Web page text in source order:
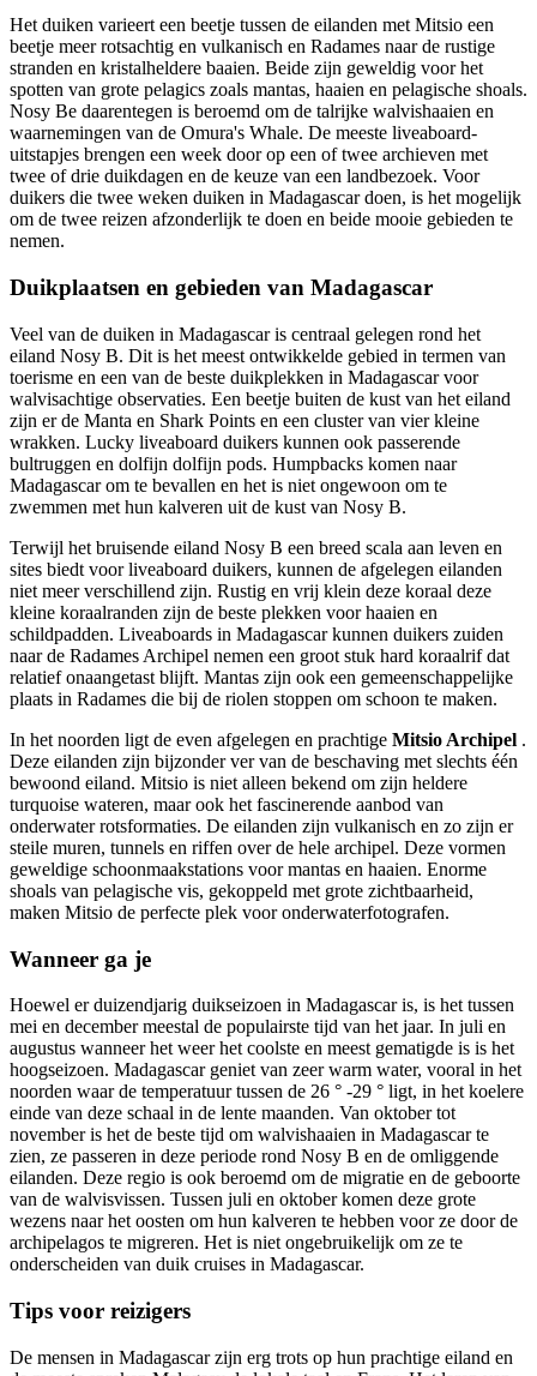
Het duiken varieert een beetje tussen de eilanden met Mitsio een
beetje meer rotsachtig en vulkanisch en Radames naar de rustige
stranden en kristalheldere baaien. Beide zijn geweldig voor het
spotten van grote pelagics zoals mantas, haaien en pelagische shoals.
Nosy Be daarentegen is beroemd om de talrijke walvishaaien en
waarnemingen van de Omura's Whale. De meeste liveaboard-
uitstapjes brengen een week door op een of twee archieven met
twee of drie duikdagen en de keuze van een landbezoek. Voor
duikers die twee weken duiken in Madagascar doen, is het mogelijk
om de twee reizen afzonderlijk te doen en beide mooie gebieden te
nemen.
Duikplaatsen en gebieden van Madagascar
Veel van de duiken in Madagascar is centraal gelegen rond het
eiland Nosy B. Dit is het meest ontwikkelde gebied in termen van
toerisme en een van de beste duikplekken in Madagascar voor
walvisachtige observaties. Een beetje buiten de kust van het eiland
zijn er de Manta en Shark Points en een cluster van vier kleine
wrakken. Lucky liveaboard duikers kunnen ook passerende
bultruggen en dolfijn dolfijn pods. Humpbacks komen naar
Madagascar om te bevallen en het is niet ongewoon om te
zwemmen met hun kalveren uit de kust van Nosy B.
Terwijl het bruisende eiland Nosy B een breed scala aan leven en
sites biedt voor liveaboard duikers, kunnen de afgelegen eilanden
niet meer verschillend zijn. Rustig en vrij klein deze koraal deze
kleine koraalranden zijn de beste plekken voor haaien en
schildpadden. Liveaboards in Madagascar kunnen duikers zuiden
naar de Radames Archipel nemen een groot stuk hard koraalrif dat
relatief onaangetast blijft. Mantas zijn ook een gemeenschappelijke
plaats in Radames die bij de riolen stoppen om schoon te maken.
In het noorden ligt de even afgelegen en prachtige Mitsio Archipel .
Deze eilanden zijn bijzonder ver van de beschaving met slechts één
bewoond eiland. Mitsio is niet alleen bekend om zijn heldere
turquoise wateren, maar ook het fascinerende aanbod van
onderwater rotsformaties. De eilanden zijn vulkanisch en zo zijn er
steile muren, tunnels en riffen over de hele archipel. Deze vormen
geweldige schoonmaakstations voor mantas en haaien. Enorme
shoals van pelagische vis, gekoppeld met grote zichtbaarheid,
maken Mitsio de perfecte plek voor onderwaterfotografen.
Wanneer ga je
Hoewel er duizendjarig duikseizoen in Madagascar is, is het tussen
mei en december meestal de populairste tijd van het jaar. In juli en
augustus wanneer het weer het coolste en meest gematigde is is het
hoogseizoen. Madagascar geniet van zeer warm water, vooral in het
noorden waar de temperatuur tussen de 26 ° -29 ° ligt, in het koelere
einde van deze schaal in de lente maanden. Van oktober tot
november is het de beste tijd om walvishaaien in Madagascar te
zien, ze passeren in deze periode rond Nosy B en de omliggende
eilanden. Deze regio is ook beroemd om de migratie en de geboorte
van de walvisvissen. Tussen juli en oktober komen deze grote
wezens naar het oosten om hun kalveren te hebben voor ze door de
archipelagos te migreren. Het is niet ongebruikelijk om ze te
onderscheiden van duik cruises in Madagascar.
Tips voor reizigers
De mensen in Madagascar zijn erg trots op hun prachtige eiland en